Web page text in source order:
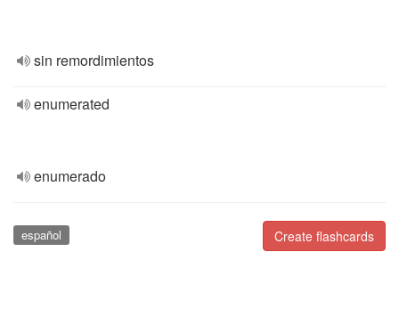
sin remordimientos
enumerated
enumerado
Create flashcards
español